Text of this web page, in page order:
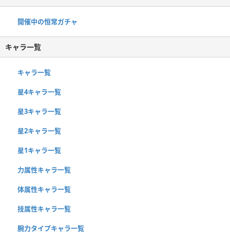
開催中の恒常ガチャ
キャラ一覧
キャラ一覧
星4キャラ一覧
星3キャラ一覧
星2キャラ一覧
星1キャラ一覧
力属性キャラ一覧
体属性キャラ一覧
技属性キャラ一覧
腕力タイプキャラ一覧